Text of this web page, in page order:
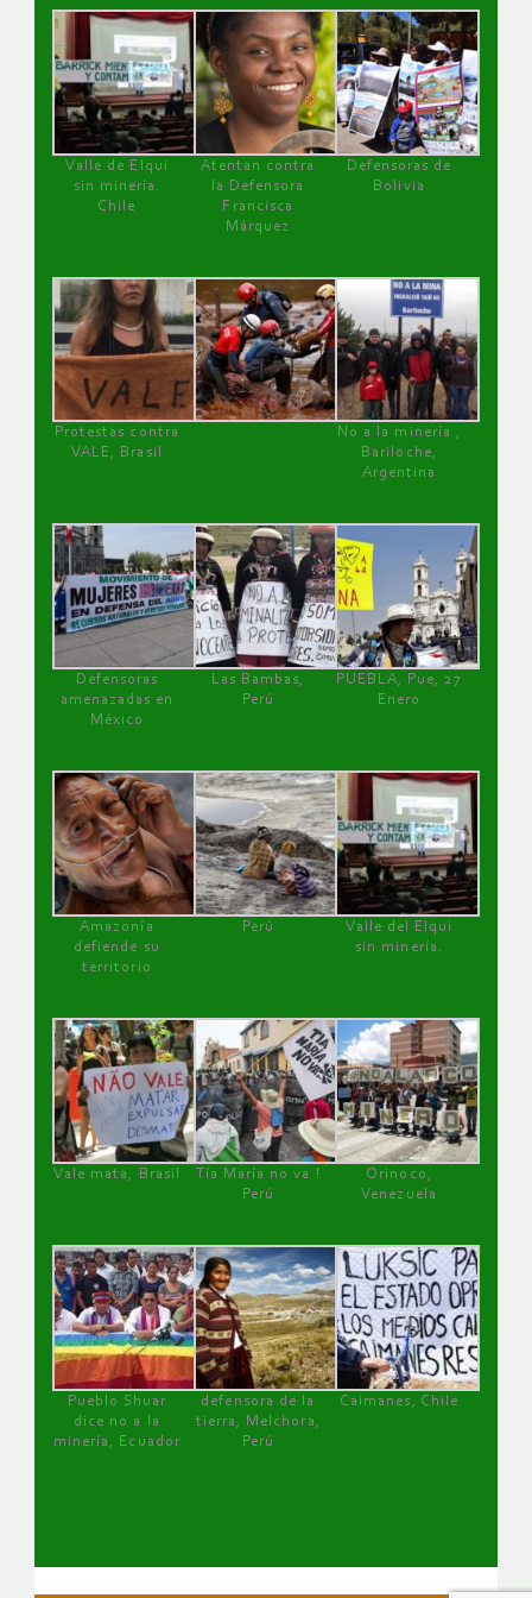
Valle de Elqui
sin minería.
Chile
Atentan contra
la Defensora
Francisca
Márquez
Defensoras de
Bolivia
Protestas contra
VALE, Brasil
No a la minería ,
Bariloche,
Argentina
Defensoras
amenazadas en
México
Las Bambas,
Perú
PUEBLA, Pue, 27
Enero
Amazonía
defiende su
territorio
Perú
Valle del Elqui
sin minería.
Vale mata, Brasil
Tía María no va !
Perú
Orinoco,
Venezuela
Pueblo Shuar
dice no a la
minería, Ecuador
defensora de la
tierra, Melchora,
Perú
Caimanes, Chile